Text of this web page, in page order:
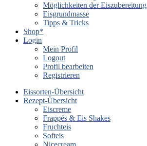
Möglichkeiten der Eiszubereitung
Eisgrundmasse
Tipps & Tricks
Shop*
Login
Mein Profil
Logout
Profil bearbeiten
Registrieren
Eissorten-Übersicht
Rezept-Übersicht
Eiscreme
Frappés & Eis Shakes
Fruchteis
Softeis
Nicecream